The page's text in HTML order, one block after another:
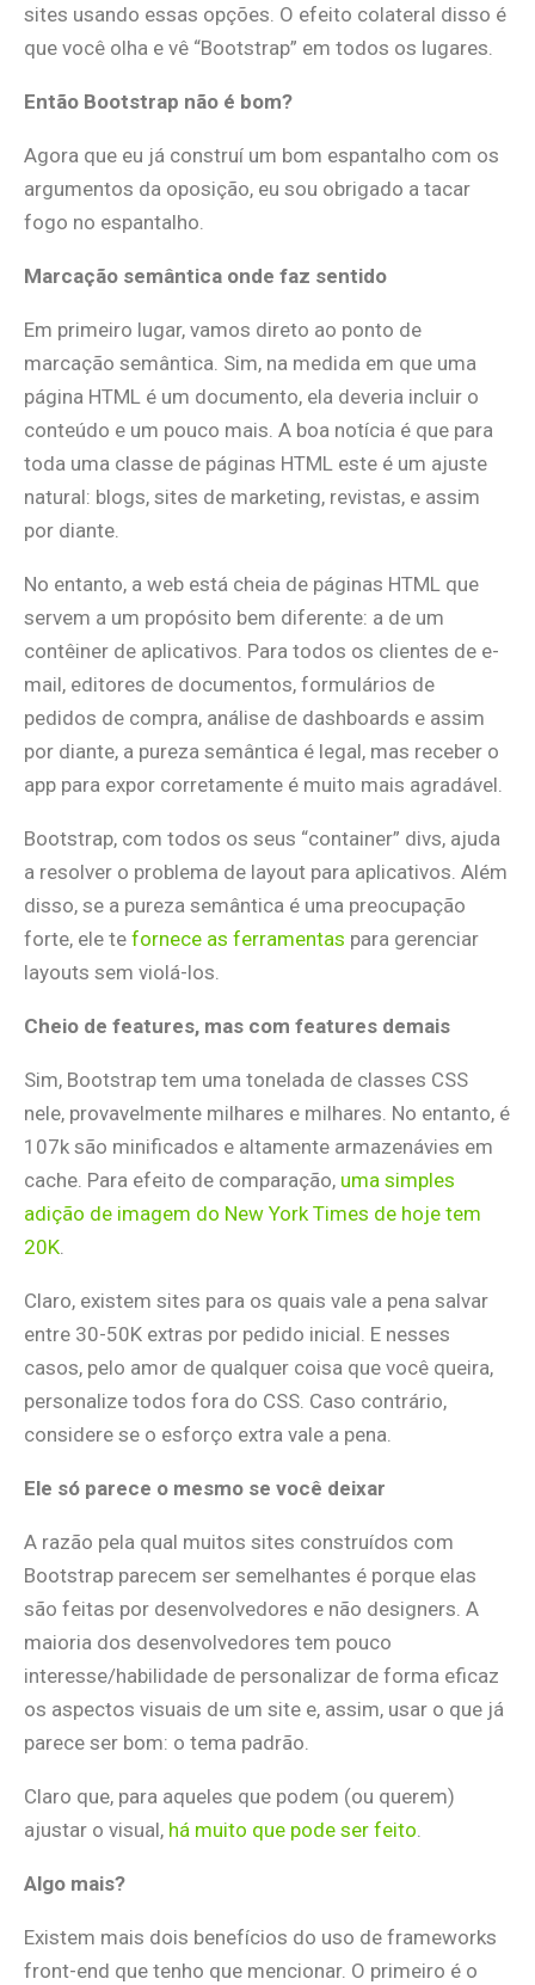
sites usando essas opções. O efeito colateral disso é
que você olha e vê “Bootstrap” em todos os lugares.
Então Bootstrap não é bom?
Agora que eu já construí um bom espantalho com os
argumentos da oposição, eu sou obrigado a tacar
fogo no espantalho.
Marcação semântica onde faz sentido
Em primeiro lugar, vamos direto ao ponto de
marcação semântica. Sim, na medida em que uma
página HTML é um documento, ela deveria incluir o
conteúdo e um pouco mais. A boa notícia é que para
toda uma classe de páginas HTML este é um ajuste
natural: blogs, sites de marketing, revistas, e assim
por diante.
No entanto, a web está cheia de páginas HTML que
servem a um propósito bem diferente: a de um
contêiner de aplicativos. Para todos os clientes de e-
mail, editores de documentos, formulários de
pedidos de compra, análise de dashboards e assim
por diante, a pureza semântica é legal, mas receber o
app para expor corretamente é muito mais agradável.
Bootstrap, com todos os seus “container” divs, ajuda
a resolver o problema de layout para aplicativos. Além
disso, se a pureza semântica é uma preocupação
forte, ele te fornece as ferramentas para gerenciar
layouts sem violá-los.
Cheio de features, mas com features demais
Sim, Bootstrap tem uma tonelada de classes CSS
nele, provavelmente milhares e milhares. No entanto, é
107k são minificados e altamente armazenávies em
cache. Para efeito de comparação, uma simples
adição de imagem do New York Times de hoje tem
20K.
Claro, existem sites para os quais vale a pena salvar
entre 30-50K extras por pedido inicial. E nesses
casos, pelo amor de qualquer coisa que você queira,
personalize todos fora do CSS. Caso contrário,
considere se o esforço extra vale a pena.
Ele só parece o mesmo se você deixar
A razão pela qual muitos sites construídos com
Bootstrap parecem ser semelhantes é porque elas
são feitas por desenvolvedores e não designers. A
maioria dos desenvolvedores tem pouco
interesse/habilidade de personalizar de forma eficaz
os aspectos visuais de um site e, assim, usar o que já
parece ser bom: o tema padrão.
Claro que, para aqueles que podem (ou querem)
ajustar o visual, há muito que pode ser feito.
Algo mais?
Existem mais dois benefícios do uso de frameworks
front-end que tenho que mencionar. O primeiro é o